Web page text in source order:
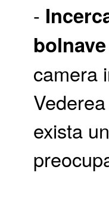
-
camera
exista